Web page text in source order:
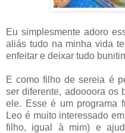
Eu simplesmente adoro
aliás tudo na minha vida
enfeitar e deixar tudo
E como filho de sereia é
ser diferente, adoooora os
ele. Esse é um programa
Leo é muito interessado
filho, igual à mim) e